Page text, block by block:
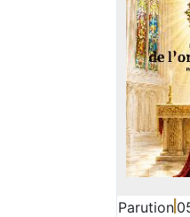
Parution